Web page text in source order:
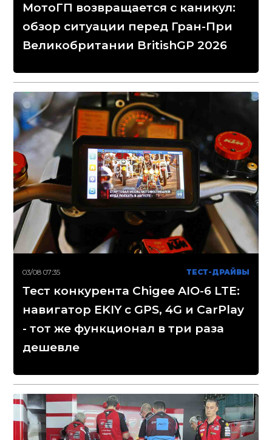
МотоГП возвращается с каникул:
обзор ситуации перед Гран-При
Великобритании BritishGP 2026
03/08 07:35 ТЕСТ-ДРАЙВЫ
Тест конкурента Chigee AIO-6 LTE:
навигатор EKIY с GPS, 4G и CarPlay
- тот же функционал в три раза
дешевле